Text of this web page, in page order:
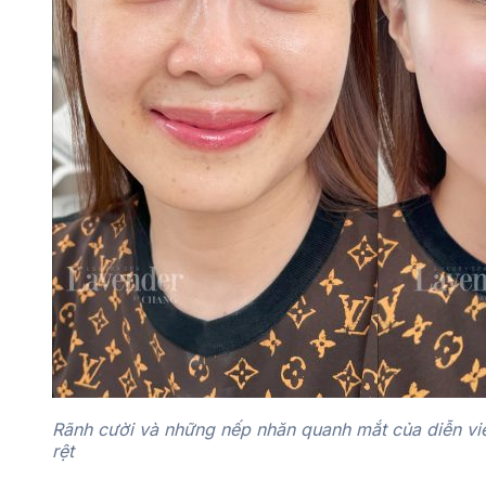
Rãnh cười và những nếp nhăn quanh mắt của diễn
rệt